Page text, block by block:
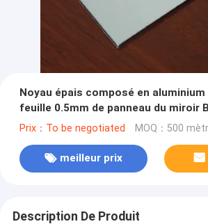
Noyau épais composé en aluminium
feuille 0.5mm de panneau du miroir
Prix：To be negotiated MOQ：500
meilleur prix
Description De Produit